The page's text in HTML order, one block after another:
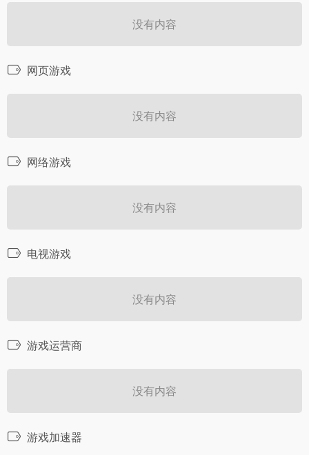
没有内容
网页游戏
没有内容
网络游戏
没有内容
电视游戏
没有内容
游戏运营商
没有内容
游戏加速器